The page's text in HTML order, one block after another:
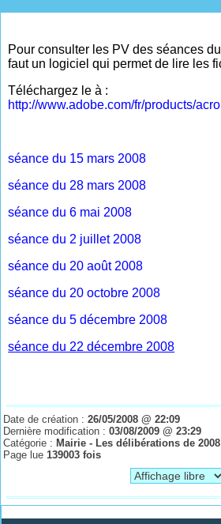
Pour consulter les PV des séances
faut un logiciel qui permet de lire les
Téléchargez le à :
http://www.adobe.com/fr/products/
séance du 15 mars 2008
séance du 28 mars 2008
séance du 6 mai 2008
séance du 2 juillet 2008
séance du 20 août 2008
séance du 20 octobre 2008
séance du 5 décembre 2008
séance du 22 décembre 2008
Date de création :26/05/2008 @ 22:09
Dernière modification :03/08/2009 @ 23:29
Catégorie : Mairie - Les délibérations de 2008
Page lue 139003 fois